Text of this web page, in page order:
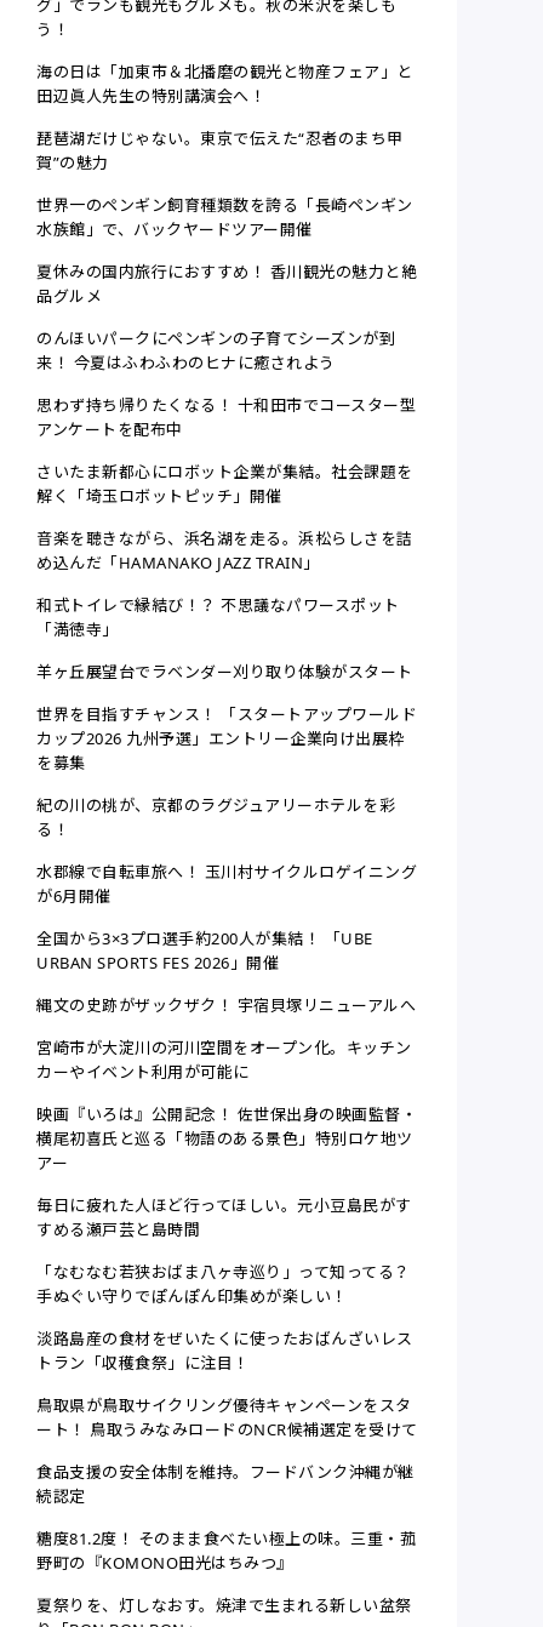
グ」でランも観光もグルメも。秋の米沢を楽しも
う！
海の日は「加東市＆北播磨の観光と物産フェア」と
田辺眞人先生の特別講演会へ！
琵琶湖だけじゃない。東京で伝えた“忍者のまち甲
賀”の魅力
世界一のペンギン飼育種類数を誇る「長崎ペンギン
水族館」で、バックヤードツアー開催
夏休みの国内旅行におすすめ！ 香川観光の魅力と絶
品グルメ
のんほいパークにペンギンの子育てシーズンが到
来！ 今夏はふわふわのヒナに癒されよう
思わず持ち帰りたくなる！ 十和田市でコースター型
アンケートを配布中
さいたま新都心にロボット企業が集結。社会課題を
解く「埼玉ロボットピッチ」開催
音楽を聴きながら、浜名湖を走る。浜松らしさを詰
め込んだ「HAMANAKO JAZZ TRAIN」
和式トイレで縁結び！？ 不思議なパワースポット
「満徳寺」
羊ヶ丘展望台でラベンダー刈り取り体験がスタート
世界を目指すチャンス！ 「スタートアップワールド
カップ2026 九州予選」エントリー企業向け出展枠
を募集
紀の川の桃が、京都のラグジュアリーホテルを彩
る！
水郡線で自転車旅へ！ 玉川村サイクルロゲイニング
が6月開催
全国から3×3プロ選手約200人が集結！ 「UBE
URBAN SPORTS FES 2026」開催
縄文の史跡がザックザク！ 宇宿貝塚リニューアルへ
宮崎市が大淀川の河川空間をオープン化。キッチン
カーやイベント利用が可能に
映画『いろは』公開記念！ 佐世保出身の映画監督・
横尾初喜氏と巡る「物語のある景色」特別ロケ地ツ
アー
毎日に疲れた人ほど行ってほしい。元小豆島民がす
すめる瀬戸芸と島時間
「なむなむ若狭おばま八ヶ寺巡り」って知ってる？
手ぬぐい守りでぽんぽん印集めが楽しい！
淡路島産の食材をぜいたくに使ったおばんざいレス
トラン「収穫食祭」に注目！
鳥取県が鳥取サイクリング優待キャンペーンをスタ
ート！ 鳥取うみなみロードのNCR候補選定を受けて
食品支援の安全体制を維持。フードバンク沖縄が継
続認定
糖度81.2度！ そのまま食べたい極上の味。三重・菰
野町の『KOMONO田光はちみつ』
夏祭りを、灯しなおす。焼津で生まれる新しい盆祭